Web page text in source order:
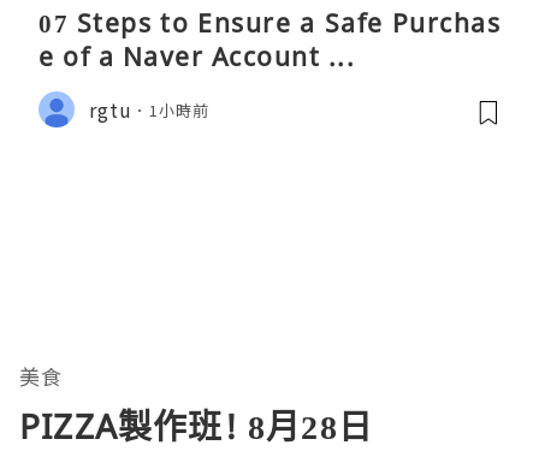
07 Steps to Ensure a Safe Purchas
e of a Naver Account ...
rgtu 1小時前
美食
PIZZA製作班! 8月28日